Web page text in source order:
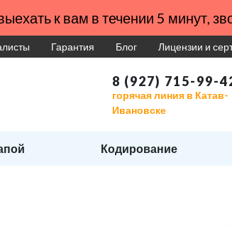
к вам в течении 5 минут,
Гарантия Блог Лицензии и
8 (927) 715-99-
горячая линия в Катав-
Ивановске
Кодирование